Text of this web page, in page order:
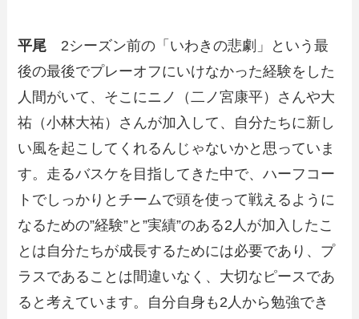
平尾 2シーズン前の「いわきの悲劇」という最
後の最後でプレーオフにいけなかった経験をした
人間がいて、そこにニノ（二ノ宮康平）さんや大
祐（小林大祐）さんが加入して、自分たちに新し
い風を起こしてくれるんじゃないかと思っていま
す。走るバスケを目指してきた中で、ハーフコー
トでしっかりとチームで頭を使って戦えるように
なるための”経験”と”実績”のある2人が加入したこ
とは自分たちが成長するためには必要であり、プ
ラスであることは間違いなく、大切なピースであ
ると考えています。自分自身も2人から勉強でき